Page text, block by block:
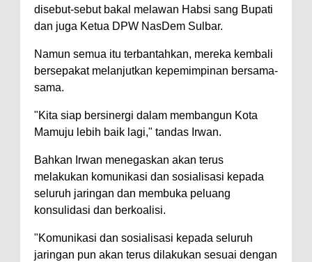
disebut-sebut bakal melawan Habsi sang Bupati
dan juga Ketua DPW NasDem Sulbar.
Namun semua itu terbantahkan, mereka kembali
bersepakat melanjutkan kepemimpinan bersama-
sama.
"Kita siap bersinergi dalam membangun Kota
Mamuju lebih baik lagi," tandas Irwan.
Bahkan Irwan menegaskan akan terus
melakukan komunikasi dan sosialisasi kepada
seluruh jaringan dan membuka peluang
konsulidasi dan berkoalisi.
"Komunikasi dan sosialisasi kepada seluruh
jaringan pun akan terus dilakukan sesuai dengan